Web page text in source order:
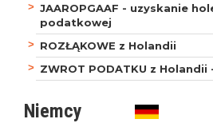
JAAROPGAAF - uzyskanie
podatkowej
ROZŁĄKOWE z Holandii
ZWROT PODATKU z
Niemcy